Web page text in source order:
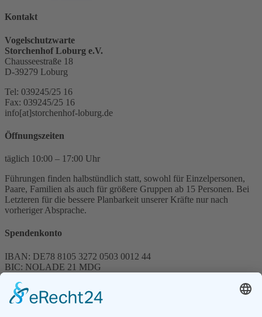
Kontakt
Vogelschutzwarte
Storchenhof Loburg e.V.
Chausseestraße 18
D-39279 Loburg
Tel: 039245/25 16
Fax: 039245/25 16
info[at]storchenhof-loburg.de
Öffnungszeiten
täglich 10:00 – 17:00 Uhr
Führungen finden halbstündlich statt, sowohl für Einzelpersonen,
Paare, Familien als auch für größere Gruppen ab 15 Personen. Bei
Letzteren für die bessere Planbarkeit unserer Kräfte nur nach
vorheriger Absprache.
Spendenkonto
IBAN: DE78 8105 3272 0503 0012 44
BIC: NOLADE 21 MDG
Spenden können steuerlich abgesetzt werden